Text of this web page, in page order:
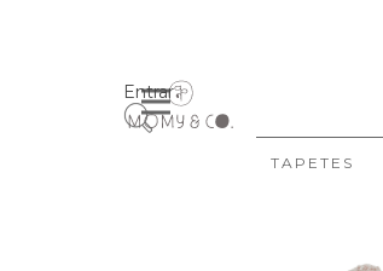
Entrar
TAPETES